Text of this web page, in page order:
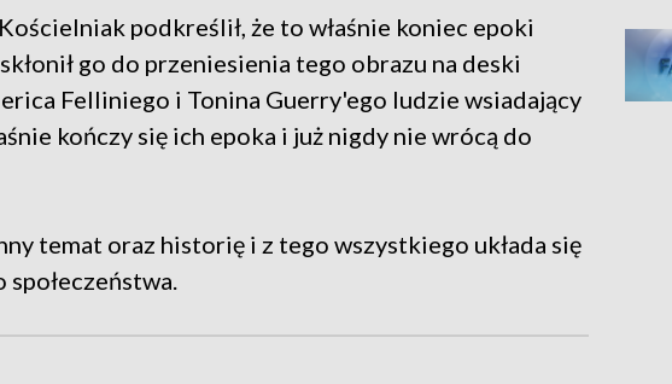
podkreślił, że to właśnie koniec epoki
go do przeniesienia tego obrazu na deski
Felliniego i Tonina Guerry'ego ludzie wsiadający
kończy się ich epoka i już nigdy nie wrócą do
temat oraz historię i z tego wszystkiego układa się